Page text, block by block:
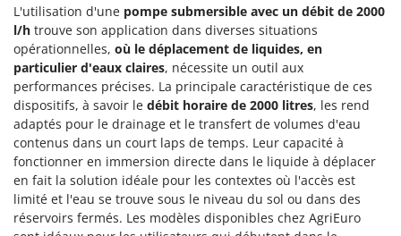
New O.M.R.A.
Nilfisk
Ninja
Novatec
Novital
NuAir
NuovaFac
O
Officine Savioli
L'utilisation d'une pompe submersible avec un débit de 2000
l/h trouve son application dans diverses situations
opérationnelles, où le déplacement de liquides, en
particulier d'eaux claires, nécessite un outil aux
performances précises. La principale caractéristique de ces
dispositifs, à savoir le débit horaire de 2000 litres, les rend
adaptés pour le drainage et le transfert de volumes d'eau
contenus dans un court laps de temps. Leur capacité à
fonctionner en immersion directe dans le liquide à déplacer
en fait la solution idéale pour les contextes où l'accès est
limité et l'eau se trouve sous le niveau du sol ou dans des
réservoirs fermés. Les modèles disponibles chez AgriEuro